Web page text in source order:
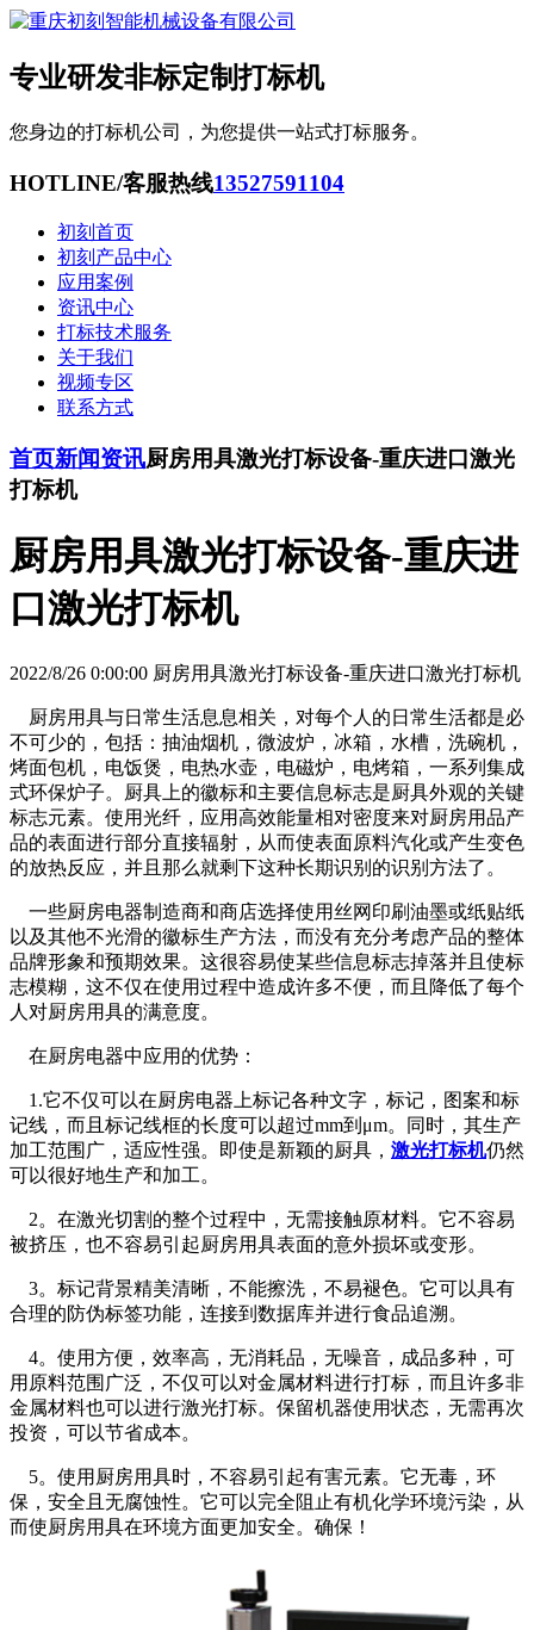
专业研发非标定制打标机
您身边的打标机公司，为您提供一站式打标服务。
HOTLINE/客服热线13527591104
初刻首页
初刻产品中心
应用案例
资讯中心
打标技术服务
关于我们
视频专区
联系方式
首页新闻资讯厨房用具激光打标设备-重庆进口激光
打标机
厨房用具激光打标设备-重庆进
口激光打标机
2022/8/26 0:00:00 厨房用具激光打标设备-重庆进口激光打标机
厨房用具与日常生活息息相关，对每个人的日常生活都是必
不可少的，包括：抽油烟机，微波炉，冰箱，水槽，洗碗机，
烤面包机，电饭煲，电热水壶，电磁炉，电烤箱，一系列集成
式环保炉子。厨具上的徽标和主要信息标志是厨具外观的关键
标志元素。使用光纤，应用高效能量相对密度来对厨房用品产
品的表面进行部分直接辐射，从而使表面原料汽化或产生变色
的放热反应，并且那么就剩下这种长期识别的识别方法了。
一些厨房电器制造商和商店选择使用丝网印刷油墨或纸贴纸
以及其他不光滑的徽标生产方法，而没有充分考虑产品的整体
品牌形象和预期效果。这很容易使某些信息标志掉落并且使标
志模糊，这不仅在使用过程中造成许多不便，而且降低了每个
人对厨房用具的满意度。
在厨房电器中应用的优势：
1.它不仅可以在厨房电器上标记各种文字，标记，图案和标
记线，而且标记线框的长度可以超过mm到μm。同时，其生产
加工范围广，适应性强。即使是新颖的厨具， 激光打标机仍然
可以很好地生产和加工。
2。在激光切割的整个过程中，无需接触原材料。它不容易
被挤压，也不容易引起厨房用具表面的意外损坏或变形。
3。标记背景精美清晰，不能擦洗，不易褪色。它可以具有
合理的防伪标签功能，连接到数据库并进行食品追溯。
4。使用方便，效率高，无消耗品，无噪音，成品多种，可
用原料范围广泛，不仅可以对金属材料进行打标，而且许多非
金属材料也可以进行激光打标。保留机器使用状态，无需再次
投资，可以节省成本。
5。使用厨房用具时，不容易引起有害元素。它无毒，环
保，安全且无腐蚀性。它可以完全阻止有机化学环境污染，从
而使厨房用具在环境方面更加安全。确保！